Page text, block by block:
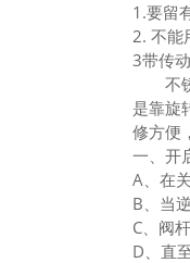
1.要留
2. 不能
3带传
不锈
是靠旋
修方便
一、开
A、在
B、当
C、阀
D、直